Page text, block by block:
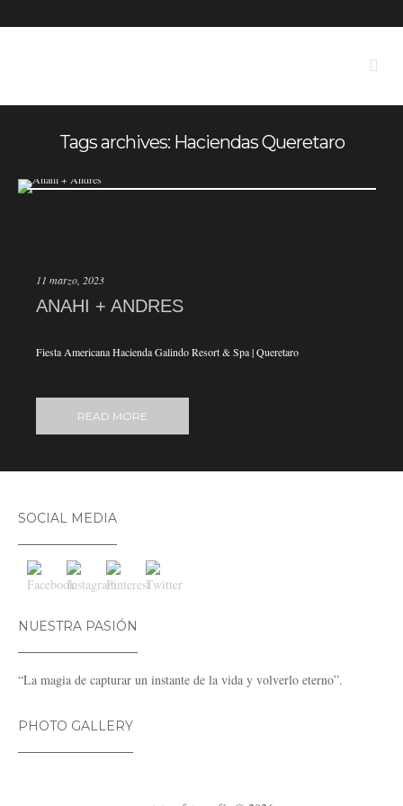
Tags archives: Haciendas Queretaro
11 marzo, 2023
ANAHI + ANDRES
Fiesta Americana Hacienda Galindo Resort & Spa | Queretaro
READ MORE
SOCIAL MEDIA
NUESTRA PASIÓN
“La magia de capturar un instante de la vida y volverlo eterno”.
PHOTO GALLERY